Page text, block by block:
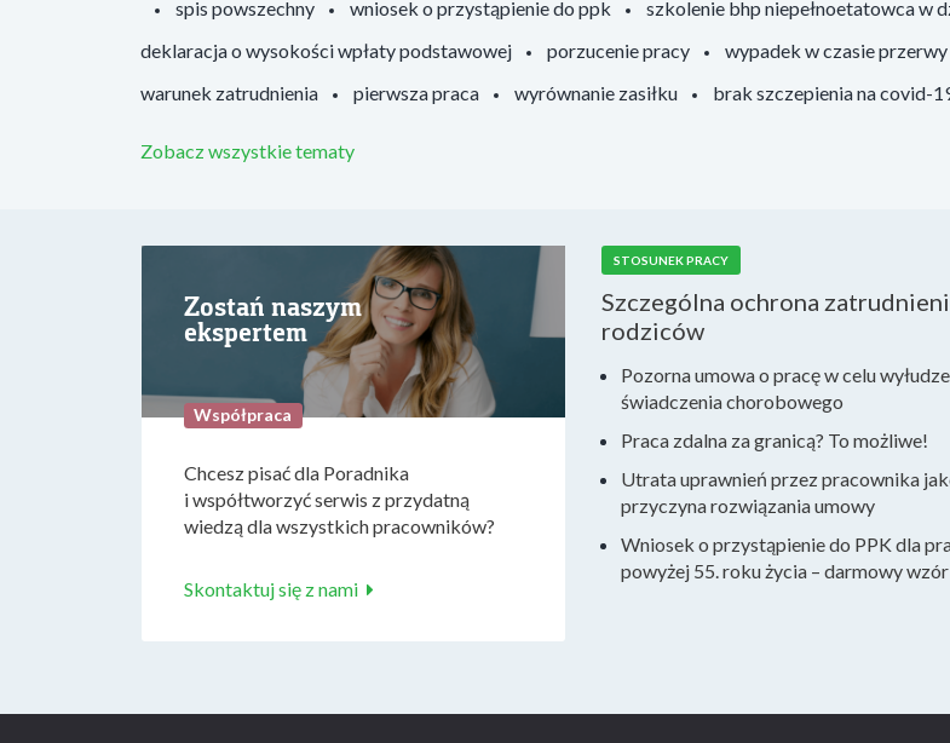
spis powszechny
wniosek o przystąpienie do ppk szkolenie bhp niepełnoetatowca w
deklaracja o wysokości wpłaty podstawowej
porzucenie pracy wypadek w czasie przerwy
warunek zatrudnienia
pierwsza praca wyrównanie zasiłku brak szczepienia na covid-
Zobacz wszystkie tematy
Zostań naszym
ekspertem
Współpraca
Chcesz pisać dla Poradnika
i współtworzyć serwis z przydatną
wiedzą dla wszystkich pracowników?
Skontaktuj się z nami
STOSUNEK PRACY
Szczególna ochrona
rodziców
Pozorna umowa o pracę w celu
świadczenia chorobowego
Praca zdalna za granicą? To możliwe!
Utrata uprawnień przez pracownika
przyczyna rozwiązania umowy
Wniosek o przystąpienie do PPK dla
powyżej 55. roku życia – darmowy wzór